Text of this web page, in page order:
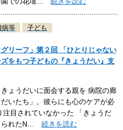
病等 子ども
リーフ」第２回 「ひとりじゃない
をもつ子どもの『きょうだい』支
ょうだいに面会する親を 病院の廊
いたち」。彼らにも心のケアが必
目されていなかった 「きょうだ
られたN…続きを読む